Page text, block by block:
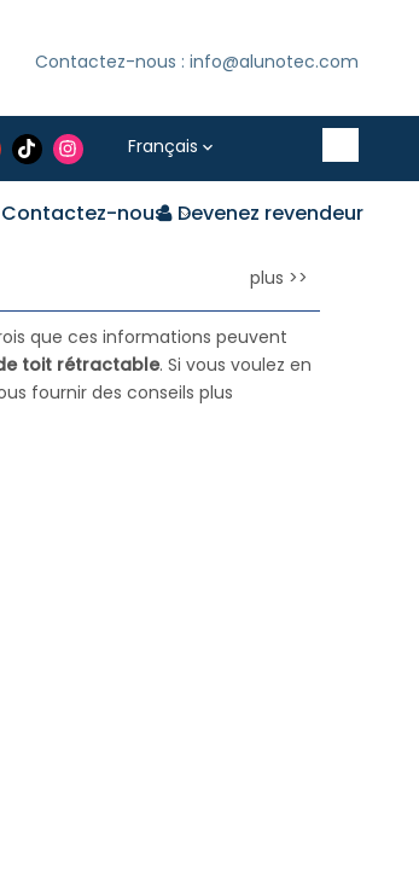
Contactez-nous : info@alunotec.com
Français
Contactez-nous Devenez revendeur
plus >>
que ces informations peuvent
toit rétractable. Si vous voulez en
fournir des conseils plus